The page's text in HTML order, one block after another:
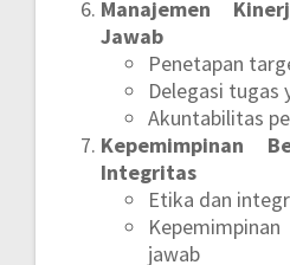
Manajemen
Jawab
Penetapan
Delegasi
Akuntabilitas
Kepemimpinan
Integritas
Etika dan
jawab